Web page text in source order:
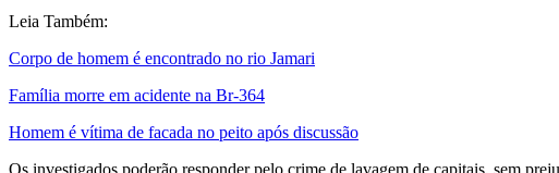
Leia Também:
Corpo de homem é encontrado no rio Jamari
Família morre em acidente na Br-364
Homem é vítima de facada no peito após discussão
Os investigados poderão responder pelo crime de lavagem de capitais, sem